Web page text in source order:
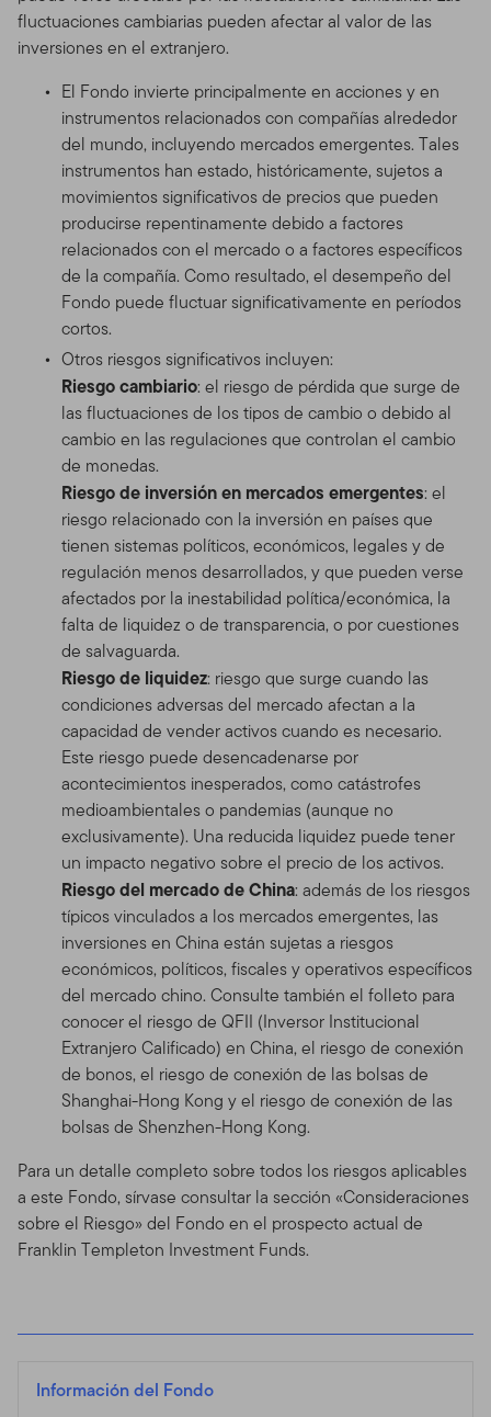
fluctuaciones cambiarias pueden afectar al valor de las
inversiones en el extranjero.
El Fondo invierte principalmente en acciones y en
instrumentos relacionados con compañías alrededor
del mundo, incluyendo mercados emergentes. Tales
instrumentos han estado, históricamente, sujetos a
movimientos significativos de precios que pueden
producirse repentinamente debido a factores
relacionados con el mercado o a factores específicos
de la compañía. Como resultado, el desempeño del
Fondo puede fluctuar significativamente en períodos
cortos.
Otros riesgos significativos incluyen:
Riesgo cambiario: el riesgo de pérdida que surge de
las fluctuaciones de los tipos de cambio o debido al
cambio en las regulaciones que controlan el cambio
de monedas.
Riesgo de inversión en mercados emergentes: el
riesgo relacionado con la inversión en países que
tienen sistemas políticos, económicos, legales y de
regulación menos desarrollados, y que pueden verse
afectados por la inestabilidad política/económica, la
falta de liquidez o de transparencia, o por cuestiones
de salvaguarda.
Riesgo de liquidez: riesgo que surge cuando las
condiciones adversas del mercado afectan a la
capacidad de vender activos cuando es necesario.
Este riesgo puede desencadenarse por
acontecimientos inesperados, como catástrofes
medioambientales o pandemias (aunque no
exclusivamente). Una reducida liquidez puede tener
un impacto negativo sobre el precio de los activos.
Riesgo del mercado de China: además de los riesgos
típicos vinculados a los mercados emergentes, las
inversiones en China están sujetas a riesgos
económicos, políticos, fiscales y operativos específicos
del mercado chino. Consulte también el folleto para
conocer el riesgo de QFII (Inversor Institucional
Extranjero Calificado) en China, el riesgo de conexión
de bonos, el riesgo de conexión de las bolsas de
Shanghai-Hong Kong y el riesgo de conexión de las
bolsas de Shenzhen-Hong Kong.
Para un detalle completo sobre todos los riesgos aplicables
a este Fondo, sírvase consultar la sección «Consideraciones
sobre el Riesgo» del Fondo en el prospecto actual de
Franklin Templeton Investment Funds.
Información del Fondo